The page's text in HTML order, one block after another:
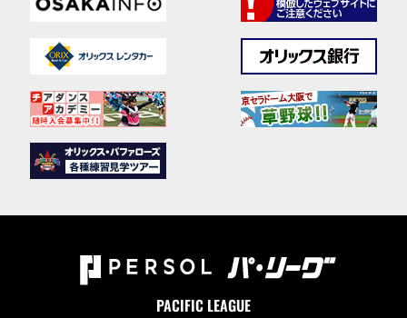
PACIFIC LEAGUE